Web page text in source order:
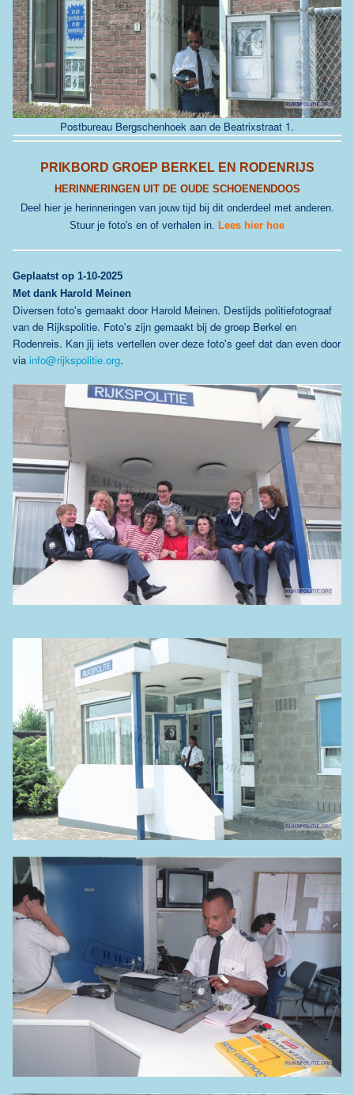
Postbureau Bergschenhoek aan de Beatrixstraat 1.
PRIKBORD GROEP BERKEL EN RODENRIJS
HERINNERINGEN UIT DE OUDE SCHOENENDOOS
Deel hier je herinneringen van jouw tijd bij dit onderdeel met anderen.
Stuur je foto's en of verhalen in. Lees hier hoe
Geplaatst op 1-10-2025
Met dank Harold Meinen
Diversen foto's gemaakt door Harold Meinen. Destijds politiefotograaf
van de Rijkspolitie. Foto's zijn gemaakt bij de groep Berkel en
Rodenreis. Kan jij iets vertellen over deze foto's geef dat dan even door
via info@rijkspolitie.org.